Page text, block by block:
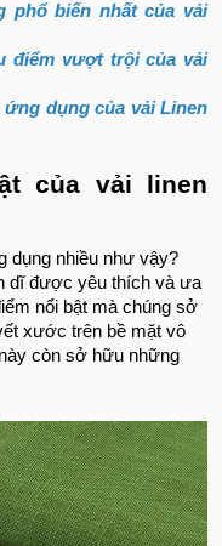
phổ biến nhất của vải
điểm vượt trội của vải
dụng của vải Linen
của vải linen
dụng nhiều như vậy?
dĩ được yêu thích và ưa
nổi bật mà chúng sở
xước trên bề mặt vô
còn sở hữu những